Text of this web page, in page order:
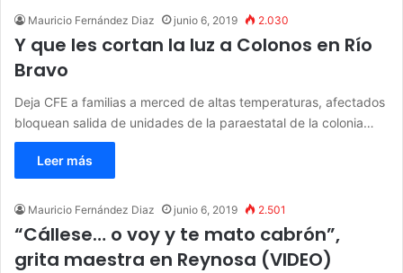
Mauricio Fernández Diaz junio 6, 2019 2.030
Y que les cortan la luz a Colonos en Río
Bravo
Deja CFE a familias a merced de altas temperaturas, afectados
bloquean salida de unidades de la paraestatal de la colonia…
Leer más
Mauricio Fernández Diaz junio 6, 2019 2.501
“Cállese… o voy y te mato cabrón”,
grita maestra en Reynosa (VIDEO)